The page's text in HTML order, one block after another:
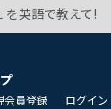
を英語で教えて!
会員登録 ログイン